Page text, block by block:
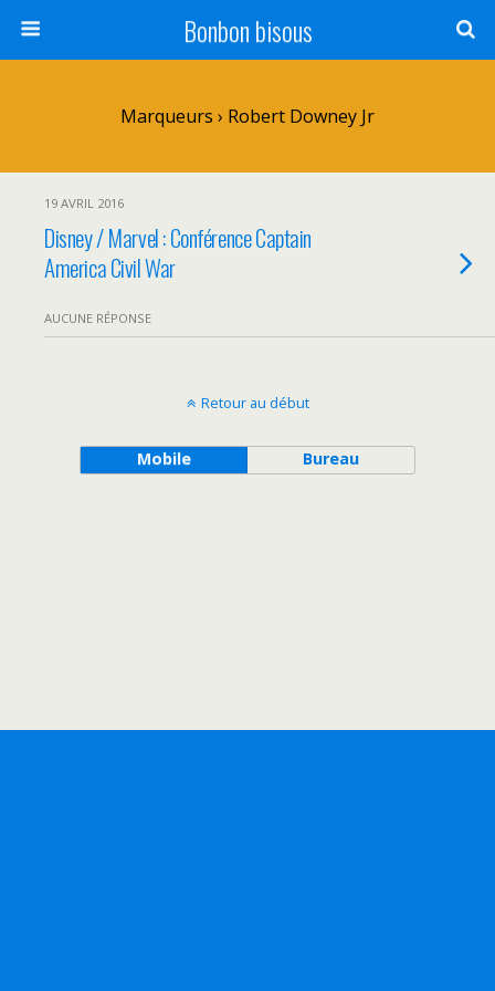
Bonbon bisous
Marqueurs › Robert Downey Jr
19 AVRIL 2016
Disney / Marvel : Conférence Captain
America Civil War
AUCUNE RÉPONSE
Retour au début
Mobile Bureau